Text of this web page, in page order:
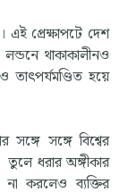
প্রেক্ষাপটে দেশ
লন্ডনে থাকাকালীনও
হয়ে
সঙ্গে সঙ্গে বিশ্বের
তুলে ধরার অঙ্গীকার
করলেও ব্যক্তির